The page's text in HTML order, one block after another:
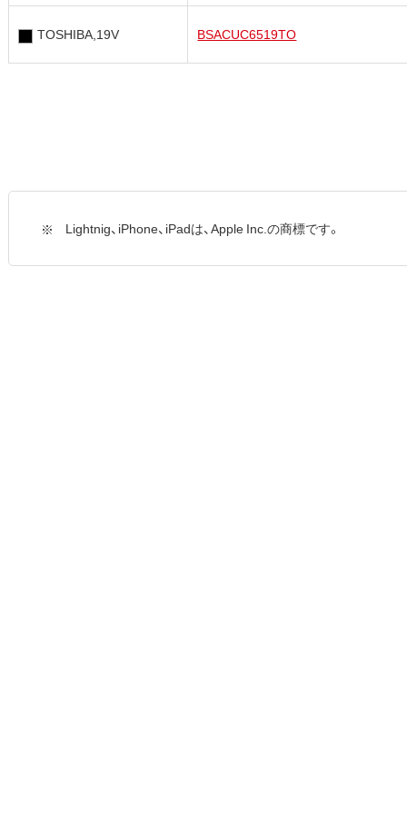
TOSHIBA,19V BSACUC6519TO
Lightnig、iPhone、iPadは、Apple Inc.の商標です。